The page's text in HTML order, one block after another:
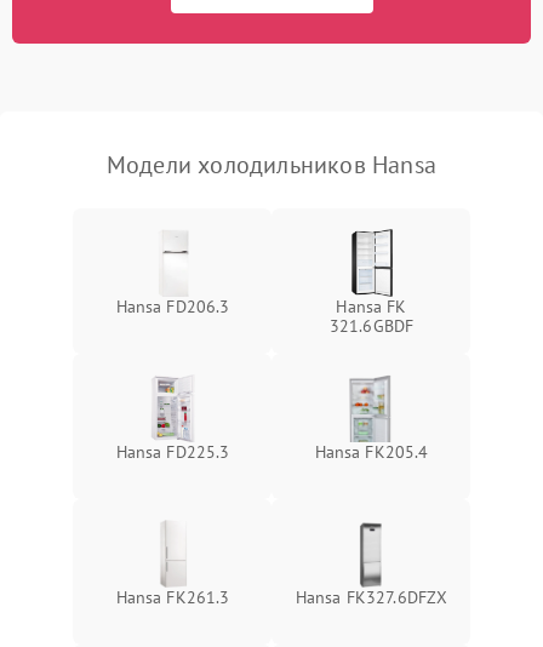
работе
2000 ₽ Подробнее →
Модели холодильников Hansa
Hansa FD206.3
Hansa FK
321.6GBDF
Hansa FD225.3 Hansa FK205.4
Hansa FK261.3 Hansa FK327.6DFZX